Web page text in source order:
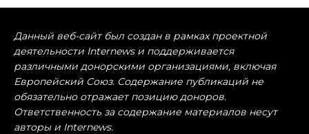
Данный веб-сайт был создан в рамках проектной
деятельности Internews и поддерживается
различными донорскими организациями, включая
Европейский Союз. Содержание публикаций не
обязательно отражает позицию доноров.
Ответственность за содержание материалов несут
авторы и Internews.